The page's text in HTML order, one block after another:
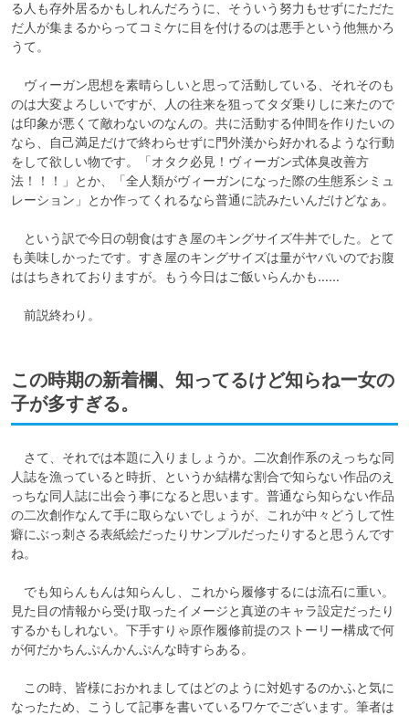
る人も存外居るかもしれんだろうに、そういう努力もせずにただた
だ人が集まるからってコミケに目を付けるのは悪手という他無かろ
うて。
ヴィーガン思想を素晴らしいと思って活動している、それそのも
のは大変よろしいですが、人の往来を狙ってタダ乗りしに来たので
は印象が悪くて敵わないのなんの。共に活動する仲間を作りたいの
なら、自己満足だけで終わらせずに門外漢から好かれるような行動
をして欲しい物です。「オタク必見！ヴィーガン式体臭改善方
法！！！」とか、「全人類がヴィーガンになった際の生態系シミュ
レーション」とか作ってくれるなら普通に読みたいんだけどなぁ。
という訳で今日の朝食はすき屋のキングサイズ牛丼でした。とて
も美味しかったです。すき屋のキングサイズは量がヤバいのでお腹
ははちきれておりますが。もう今日はご飯いらんかも……
前説終わり。
この時期の新着欄、知ってるけど知らねー女の
子が多すぎる。
さて、それでは本題に入りましょうか。二次創作系のえっちな同
人誌を漁っていると時折、というか結構な割合で知らない作品のえ
っちな同人誌に出会う事になると思います。普通なら知らない作品
の二次創作なんて手に取らないでしょうが、これが中々どうして性
癖にぶっ刺さる表紙絵だったりサンプルだったりすると思うんです
ね。
でも知らんもんは知らんし、これから履修するには流石に重い。
見た目の情報から受け取ったイメージと真逆のキャラ設定だったり
するかもしれない。下手すりゃ原作履修前提のストーリー構成で何
が何だかちんぷんかんぷんな時すらある。
この時、皆様におかれましてはどのように対処するのかふと気に
なったため、こうして記事を書いているワケでございます。筆者は